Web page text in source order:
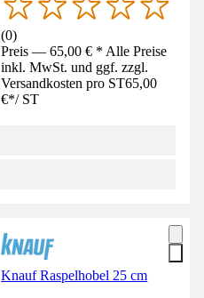
(0)
Preis — 65,00 € * Alle Preise
inkl. MwSt. und ggf. zzgl.
Versandkosten pro ST65,00
€*/ ST
Knauf Raspelhobel 25 cm